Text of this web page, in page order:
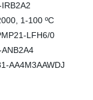
1-100 ºC
LFH6/0
AA4M3AAWDJ